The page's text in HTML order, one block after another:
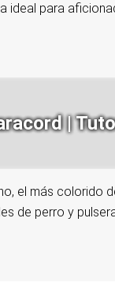
ideal para
|
el más
de perro y